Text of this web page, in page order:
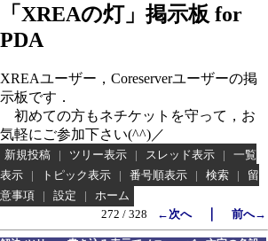
「XREAの灯」掲示板 for
PDA
XREAユーザー，Coreserverユーザーの掲
示板です．
初めての方もネチケットを守って，お
気軽にご参加下さい(^^)／
新規投稿 | ツリー表示 | スレッド表示 |
一覧
表示
| トピック表示 | 番号順表示 | 検索 |
留
意事項
| 設定 |
ホーム
272 / 328
←次へ｜ 前へ→